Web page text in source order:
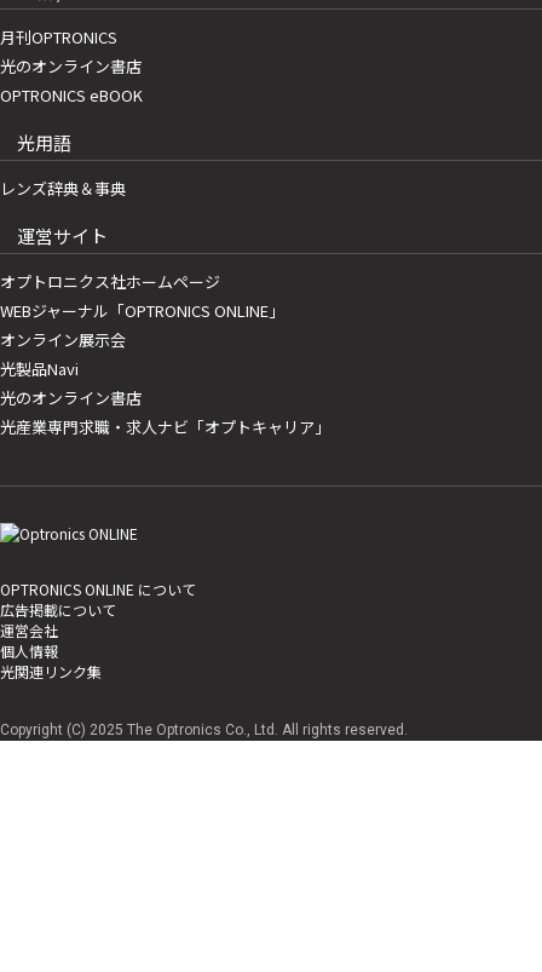
月刊OPTRONICS
光のオンライン書店
OPTRONICS eBOOK
光用語
レンズ辞典＆事典
運営サイト
オプトロニクス社ホームページ
WEBジャーナル「OPTRONICS ONLINE」
オンライン展示会
光製品Navi
光のオンライン書店
光産業専門求職・求人ナビ「オプトキャリア」
OPTRONICS ONLINE について
広告掲載について
運営会社
個人情報
光関連リンク集
Copyright (C) 2025 The Optronics Co., Ltd. All rights reserved.